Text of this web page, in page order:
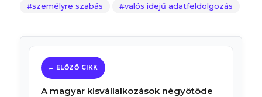
személyre szabás valós idejű adatfeldolgozás
A magyar kisvállalkozások négyötöde